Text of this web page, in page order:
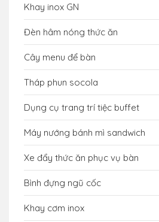
Khay inox GN
Đèn hâm nóng thức ăn
Cây menu để bàn
Tháp phun socola
Dụng cụ trang trí tiệc buffet
Máy nướng bánh mì sandwich
Xe đẩy thức ăn phục vụ bàn
Bình đựng ngũ cốc
Khay cơm inox